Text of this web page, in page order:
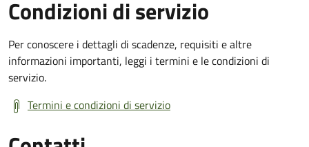
Condizioni di servizio
Per conoscere i dettagli di scadenze, requisiti e altre
informazioni importanti, leggi i termini e le condizioni di
servizio.
Termini e condizioni di servizio